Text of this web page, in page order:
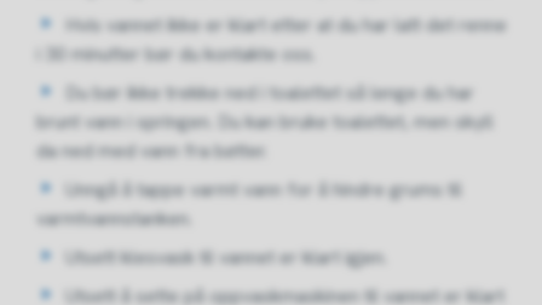
Hvis vannet ikke er klart etter at du har latt det renne
i 30 minutter bør du kontakte oss.
Du bør ikke trekke ned i toalettet så lenge du har
brunt vann i springen. Du kan bruke toalettet, men skyll
da ned med vann fra bøtter.
Unngå å tappe varmt vann for å hindre grums til
varmtvannstanken.
Utsett klesvask til vannet er klart igjen.
Utsett å sette på oppvaskmaskinen til vannet er klart